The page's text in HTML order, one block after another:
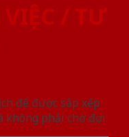
/ TƯ
để được sắp xếp
không phải chờ đợi.